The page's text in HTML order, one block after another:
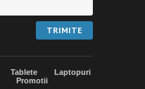
Tablete
Laptopuri
Promotii